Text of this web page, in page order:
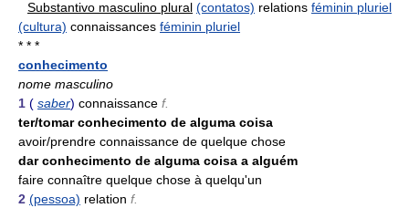
Substantivo masculino plural (contatos) relations féminin pluriel
(cultura) connaissances féminin pluriel
* * *
conhecimento
nome masculino
1 ( saber) connaissance f.
ter/tomar conhecimento de alguma coisa
avoir/prendre connaissance de quelque chose
dar conhecimento de alguma coisa a alguém
faire connaître quelque chose à quelqu'un
2 (pessoa) relation f.